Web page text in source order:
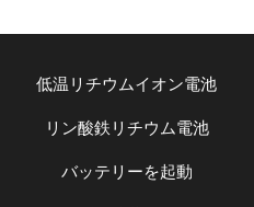
低温リチウムイオン電池
リン酸鉄リチウム電池
バッテリーを起動